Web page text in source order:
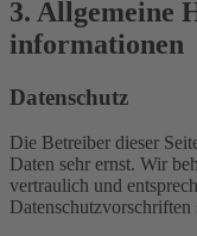
3. Allgemeine
informationen
Datenschutz
Die Betreiber dieser
Daten sehr ernst. Wir
vertraulich und